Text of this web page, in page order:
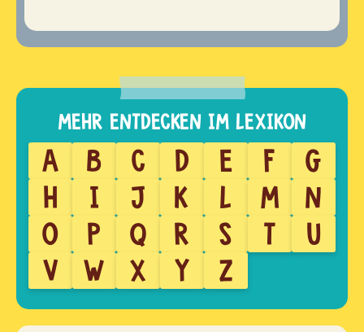
A B C D E F
G
H
I J K L M
N
O
P Q R S T
U
V
W X Y Z